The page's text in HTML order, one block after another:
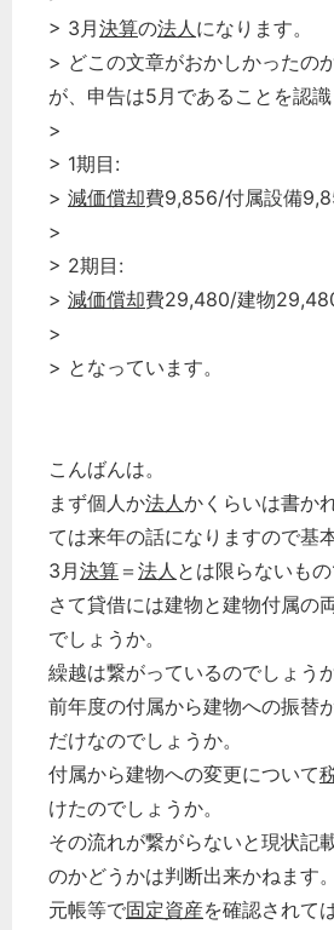
> 3月決算の法人になります。
> どこの文章がおかしかったの
が、申告は5月であることを認識
>
> 1期目:
> 減価償却費9,856/付属設備
>
> 2期目:
> 減価償却費29,480/建物
>
> となっています。
こんばんは。
まず個人か法人かくらいは書か
ては来年の話になりますので基
3月決算 ＝ 法人 とは限らないもの
さて貸借には建物と建物付属の
でしょうか。
繰越は繋がっているのでしょうか
前年度の付属から建物への振替
だけなのでしょうか。
付属から建物への変更について
けたのでしょうか。
その流れが繋がらないと現状記
のかどうかは判断出来かねます。
元帳等で固定資産を確認されて